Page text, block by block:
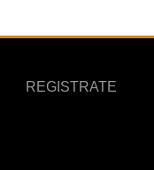
REGISTRATE